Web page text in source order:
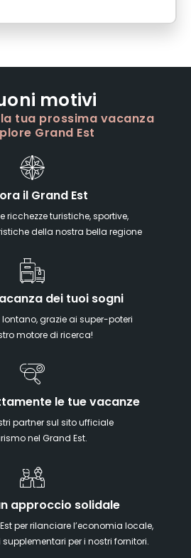
motivi
tua prossima vacanza
Grand Est
il Grand Est
ricchezze turistiche, sportive,
della nostra bella regione
dei tuoi sogni
grazie ai super-poteri
motore di ricerca!
le tue vacanze
partner sul sito ufficiale
nel Grand Est.
approccio solidale
per rilanciare l’economia locale,
per i nostri fornitori.